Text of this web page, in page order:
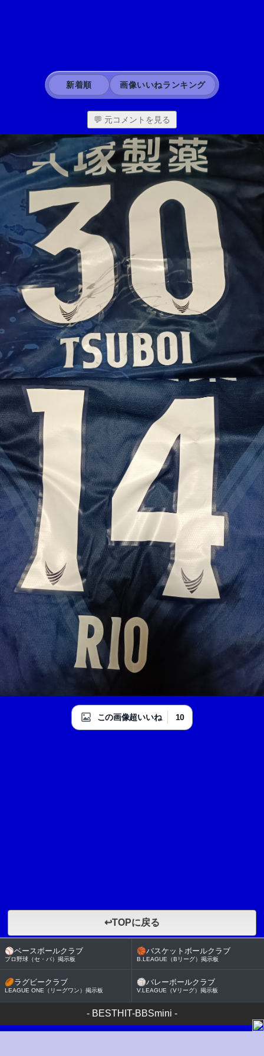
新着順 画像いいねランキング
💬 元コメントを見る
この画像超いいね 10
↩TOPに戻る
⚾ベースボールクラブ
プロ野球（セ・パ）掲示板
🏀バスケットボールクラブ
B.LEAGUE（Bリーグ）掲示板
🏉ラグビークラブ
LEAGUE ONE（リーグワン）掲示板
🏐バレーボールクラブ
V.LEAGUE（Vリーグ）掲示板
- BESTHIT-BBSmini -